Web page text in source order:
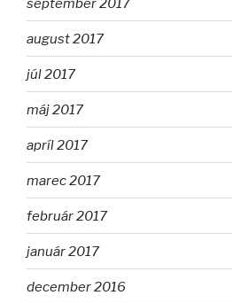
september 2017
august 2017
júl 2017
máj 2017
apríl 2017
marec 2017
február 2017
január 2017
december 2016